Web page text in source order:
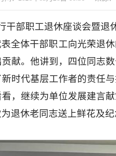
干部职工退休座谈会暨
全体干部职工向光荣退
献。他讲到，四位同志
时代基层工作者的责任
，继续为单位发展建言
退休老同志送上鲜花及纪